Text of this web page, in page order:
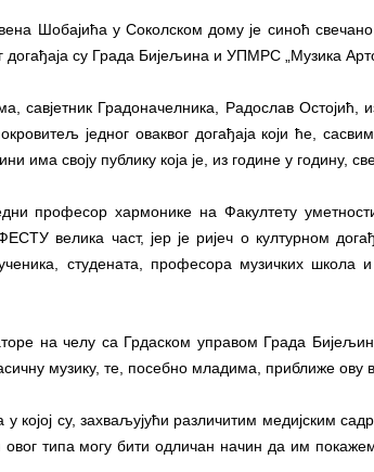
Шобајића у Соколском дому је синоћ
су Града Бијељина и УПМРС „Музика
савјетник Градоначелника, Радослав Остојић,
једног оваквог догађаја који ће,
има своју публику која је, из године у годину, све
професор хармонике на Факултету
велика част, јер је ријеч о културном
студената, професора музичких школа
на челу са Грдаском управом Града
музику, те, посебно младима, приближе ову
у којој су, захваљујући различитим медијским
овог типа могу бити одличан начин да им